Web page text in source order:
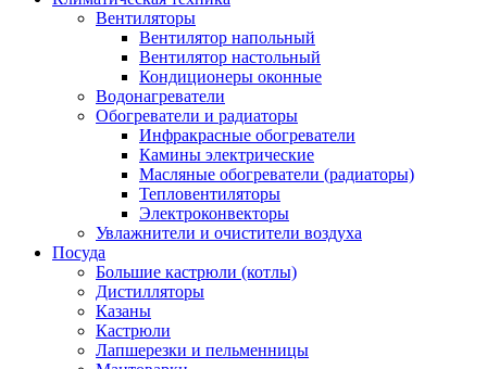
Вентиляторы
Вентилятор напольный
Вентилятор настольный
Кондиционеры оконные
Водонагреватели
Обогреватели и радиаторы
Инфракрасные обогреватели
Камины электрические
Масляные обогреватели (радиаторы)
Тепловентиляторы
Электроконвекторы
Увлажнители и очистители воздуха
Посуда
Большие кастрюли (котлы)
Дистилляторы
Казаны
Кастрюли
Лапшерезки и пельменницы